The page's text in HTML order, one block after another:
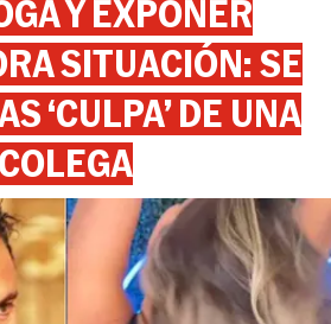
Y EXPONER
SITUACIÓN: SE
‘CULPA’ DE UNA
COLEGA